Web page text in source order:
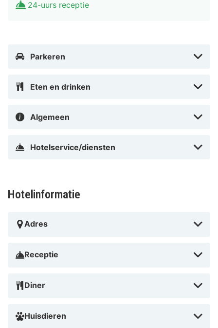
24-uurs receptie
Parkeren
Eten en drinken
Algemeen
Hotelservice/diensten
Hotelinformatie
Adres
Receptie
Diner
Huisdieren